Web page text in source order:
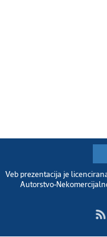
Veb prezentacija je
Autorstvo-